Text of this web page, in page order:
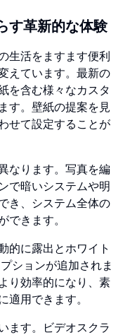
す革新的な体験
生活をますます便利
えています。最新の
を含む様々なカスタ
す。壁紙の提案を見
せて設定することが
なります。写真を編
で暗いシステムや明
き、システム全体の
できます。
的に露出とホワイト
ションが追加されま
り効率的になり、素
適用できます。
ます。ビデオスクラ